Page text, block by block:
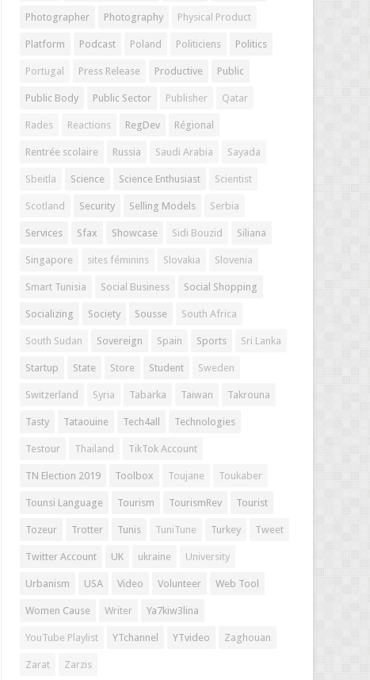
Photographer Photography Physical Product
Platform Podcast Poland Politiciens Politics
Portugal Press Release Productive Public
Public Body Public Sector Publisher Qatar
Rades Reactions RegDev Régional
Rentrée scolaire Russia Saudi Arabia Sayada
Sbeitla Science Science Enthusiast Scientist
Scotland Security Selling Models Serbia
Services Sfax Showcase Sidi Bouzid Siliana
Singapore sites féminins Slovakia Slovenia
Smart Tunisia Social Business Social Shopping
Socializing Society Sousse South Africa
South Sudan Sovereign Spain Sports Sri Lanka
Startup State Store Student Sweden
Switzerland Syria Tabarka Taiwan Takrouna
Tasty Tataouine Tech4all Technologies
Testour Thailand TikTok Account
TN Election 2019 Toolbox Toujane Toukaber
Tounsi Language Tourism TourismRev Tourist
Tozeur Trotter Tunis TuniTune Turkey Tweet
Twitter Account UK ukraine University
Urbanism USA Video Volunteer Web Tool
Women Cause Writer Ya7kiw3lina
YouTube Playlist YTchannel YTvideo Zaghouan
Zarat Zarzis